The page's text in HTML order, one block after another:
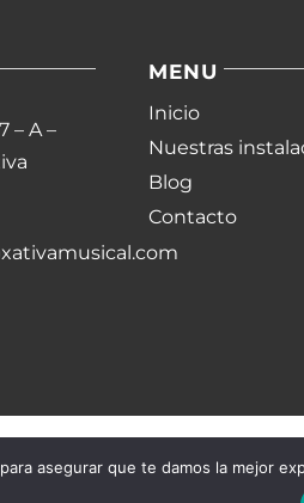
– A –
MENU
Inicio
Nuestras
Blog
Contacto
asegurar que te damos la mejor